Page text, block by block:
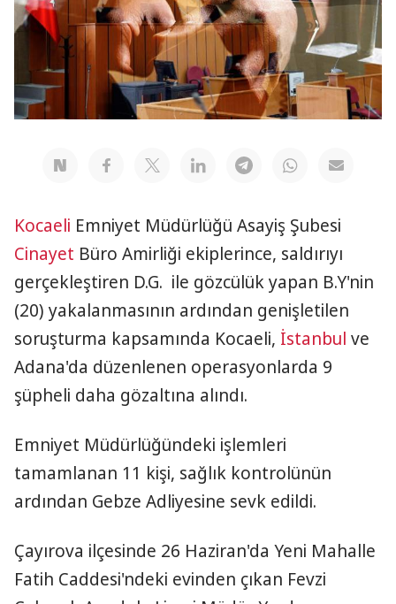
Kocaeli Emniyet Müdürlüğü Asayiş Şubesi
Cinayet Büro Amirliği ekiplerince, saldırıyı
gerçekleştiren D.G. ile gözcülük yapan B.Y'nin
(20) yakalanmasının ardından genişletilen
soruşturma kapsamında Kocaeli, İstanbul ve
Adana'da düzenlenen operasyonlarda 9
şüpheli daha gözaltına alındı.
Emniyet Müdürlüğündeki işlemleri
tamamlanan 11 kişi, sağlık kontrolünün
ardından Gebze Adliyesine sevk edildi.
Çayırova ilçesinde 26 Haziran'da Yeni Mahalle
Fatih Caddesi'ndeki evinden çıkan Fevzi